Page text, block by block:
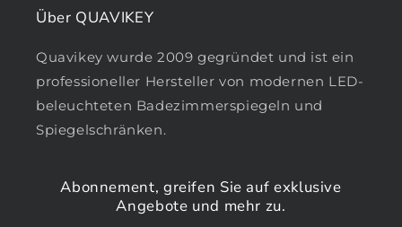
Über QUAVIKEY
Quavikey wurde 2009 gegründet und ist ein
professioneller Hersteller von modernen LED-
beleuchteten Badezimmerspiegeln und
Spiegelschränken.
Abonnement, greifen Sie auf exklusive
Angebote und mehr zu.